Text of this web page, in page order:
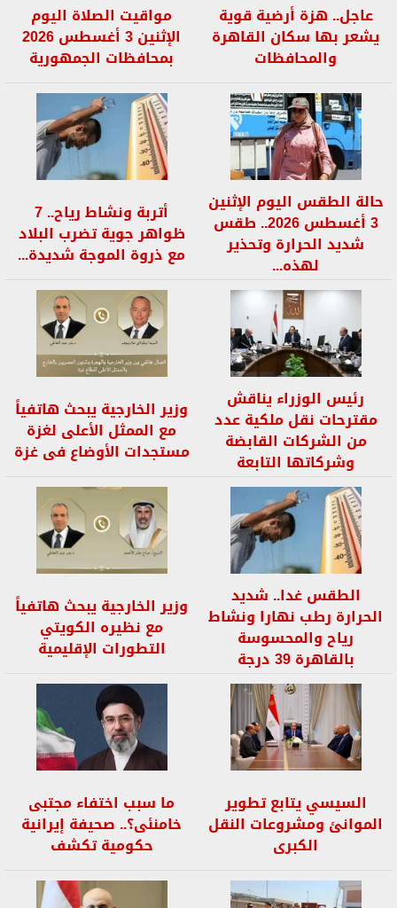
عاجل.. هزة أرضية قوية
يشعر بها سكان القاهرة
والمحافظات
مواقيت الصلاة اليوم
الإثنين 3 أغسطس 2026
بمحافظات الجمهورية
حالة الطقس اليوم الإثنين
3 أغسطس 2026.. طقس
شديد الحرارة وتحذير
لهذه...
أتربة ونشاط رياح.. 7
ظواهر جوية تضرب البلاد
مع ذروة الموجة شديدة...
رئيس الوزراء يناقش
مقترحات نقل ملكية عدد
من الشركات القابضة
وشركاتها التابعة
وزير الخارجية يبحث هاتفياً
مع الممثل الأعلى لغزة
مستجدات الأوضاع فى غزة
الطقس غدا.. شديد
الحرارة رطب نهارا ونشاط
رياح والمحسوسة
بالقاهرة 39 درجة
وزير الخارجية يبحث هاتفياً
مع نظيره الكويتي
التطورات الإقليمية
السيسي يتابع تطوير
الموانئ ومشروعات النقل
الكبرى
ما سبب اختفاء مجتبى
خامنئى؟.. صحيفة إيرانية
حكومية تكشف